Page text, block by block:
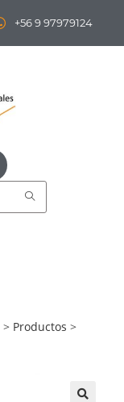
+56 9 97979124
> Productos >